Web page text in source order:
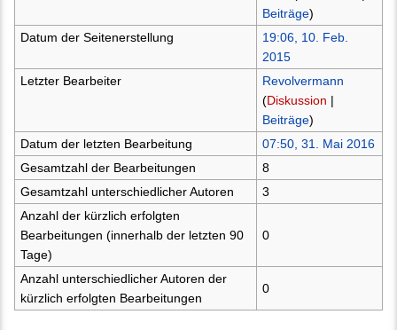
Beiträge)
Datum der Seitenerstellung
19:06, 10. Feb.
2015
Letzter Bearbeiter
Revolvermann
(Diskussion |
Beiträge)
Datum der letzten Bearbeitung
07:50, 31. Mai 2016
Gesamtzahl der Bearbeitungen
8
Gesamtzahl unterschiedlicher Autoren
3
Anzahl der kürzlich erfolgten
Bearbeitungen (innerhalb der letzten 90
Tage)
0
Anzahl unterschiedlicher Autoren der
kürzlich erfolgten Bearbeitungen
0